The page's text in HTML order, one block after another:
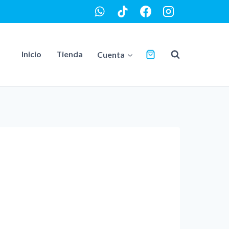
Inicio Tienda Cuenta